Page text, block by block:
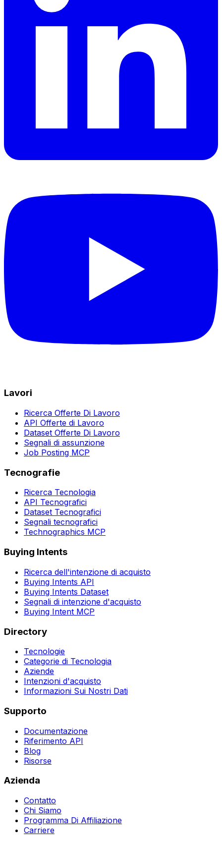
Lavori
Ricerca Offerte Di Lavoro
API Offerte di Lavoro
Dataset Offerte Di Lavoro
Segnali di assunzione
Job Posting MCP
Tecnografie
Ricerca Tecnologia
API Tecnografici
Dataset Tecnografici
Segnali tecnografici
Technographics MCP
Buying Intents
Ricerca dell'intenzione di acquisto
Buying Intents API
Buying Intents Dataset
Segnali di intenzione d'acquisto
Buying Intent MCP
Directory
Tecnologie
Categorie di Tecnologia
Aziende
Intenzioni d'acquisto
Informazioni Sui Nostri Dati
Supporto
Documentazione
Riferimento API
Blog
Risorse
Azienda
Contatto
Chi Siamo
Programma Di Affiliazione
Carriere